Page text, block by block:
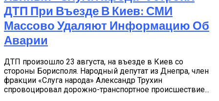
ДТП При Въезде В Киев: СМИ
Массово Удаляют Информацию Об
Аварии
ДТП произошло 23 августа, на въезде в Киев со
стороны Борисполя. Народный депутат из Днепра, член
фракции «Слуга народа» Александр Трухин
спровоцировал дорожно-транспортное происшествие...